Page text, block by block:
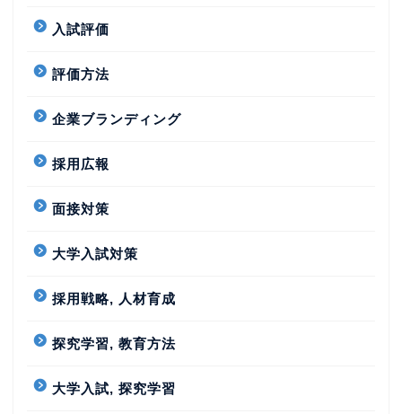
入試評価
評価方法
企業ブランディング
採用広報
面接対策
大学入試対策
採用戦略, 人材育成
探究学習, 教育方法
大学入試, 探究学習